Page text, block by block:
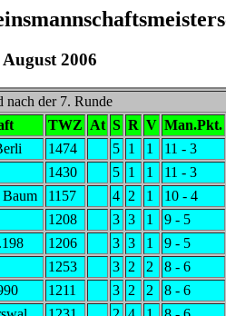
2006
nach der 7. Runde
TWZ At S R V Man.Pkt.
1474 5 1 1
11 - 3
1430 5 1 1
11 - 3
1157 4 2 1
10 - 4
1208 3 3 1
9 - 5
1206 3 3 1
9 - 5
1253 3 2 2
8 - 6
1211 3 2 2
8 - 6